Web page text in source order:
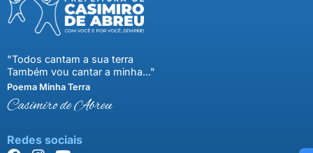
"Todos cantam a sua terra
Também vou cantar a minha..."
Poema Minha Terra
Casimiro de Abreu
Redes sociais